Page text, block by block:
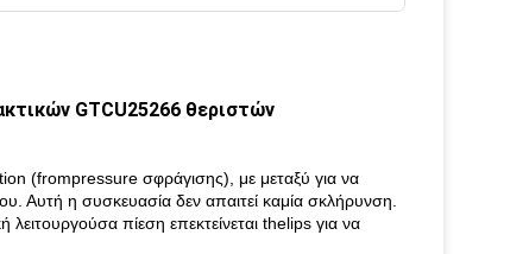
GTCU25266 θεριστών
(frompressure σφράγισης), με μεταξύ για να
Αυτή η συσκευασία δεν απαιτεί καμία σκλήρυνση.
πίεση επεκτείνεται thelips για να